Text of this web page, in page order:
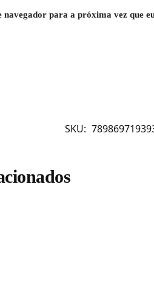
navegador para a próxima vez que
SKU: